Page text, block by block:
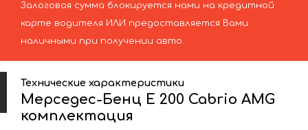
Залоговая сумма блокируется нами на кредитной
карте водителя ИЛИ предоставляется Вами
наличными при получении авто.
Технические характеристики
Мерседес-Бенц E 200 Cabrio AMG
комплектация